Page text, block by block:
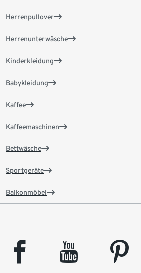
Herrenpullover
Herrenunterwäsche
Kinderkleidung
Babykleidung
Kaffee
Kaffeemaschinen
Bettwäsche
Sportgeräte
Balkonmöbel
facebook youtube pinterest